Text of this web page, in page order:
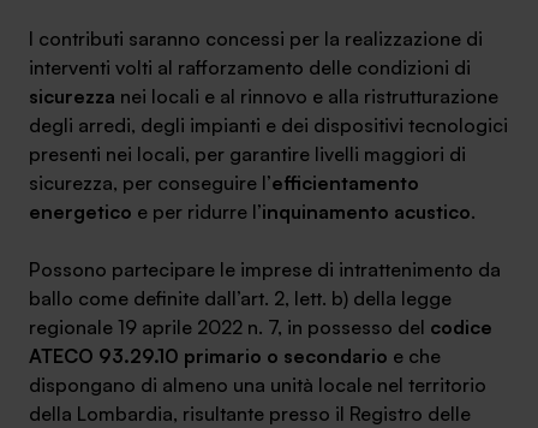
+030.3540104
info@safinance.it
I contributi saranno concessi per la realizzazione di
interventi volti al rafforzamento delle condizioni di
sicurezza nei locali e al rinnovo e alla ristrutturazione
degli arredi, degli impianti e dei dispositivi tecnologici
presenti nei locali, per garantire livelli maggiori di
sicurezza, per conseguire l’efficientamento
energetico e per ridurre l’inquinamento acustico.
Possono partecipare le imprese di intrattenimento da
ballo come definite dall’art. 2, lett. b) della legge
regionale 19 aprile 2022 n. 7, in possesso del codice
ATECO 93.29.10 primario o secondario e che
dispongano di almeno una unità locale nel territorio
della Lombardia, risultante presso il Registro delle